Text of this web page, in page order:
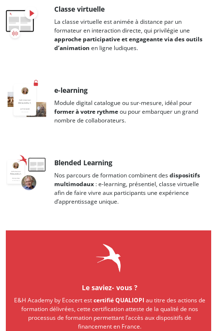
Classe virtuelle
La classe virtuelle est animée à distance par un
formateur en interaction directe, qui privilégie une
approche participative et engageante via des outils
d’animation en ligne ludiques.
e-learning
Module digital catalogue ou sur-mesure, idéal pour
former à votre rythmeou pour embarquer un grand
nombre de collaborateurs.​
Blended Learning
Nos parcours de formation combinent desdispositifs
multimodaux : e-learning, présentiel, classe virtuelle
afin de faire vivre aux participants une expérience
d’apprentissage unique.
Le saviez- vous ?
E&H Academy by Ecocert estcertifié QUALIOPI au titre des actions de
formation délivrées, cette certification atteste de la qualité de nos
processus de formation permettant l’accès aux dispositifs de
financement en France.​